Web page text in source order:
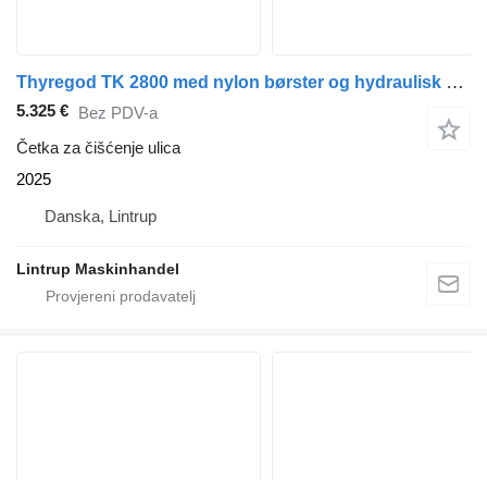
Thyregod TK 2800 med nylon børster og hydraulisk sving
5.325 € Bez PDV-a
Četka za čišćenje ulica
2025
Danska, Lintrup
Lintrup Maskinhandel